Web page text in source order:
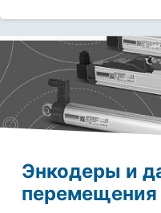
Энкодеры и
перемещения